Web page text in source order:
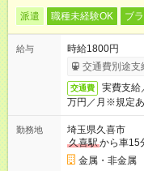
派遣 職種未経験OK ブ
給与
時給1800円
交通費別途支
交通費
実費支給
万円／月※規定あ
勤務地
埼玉県久喜市
久喜駅から車15
金属・非金属